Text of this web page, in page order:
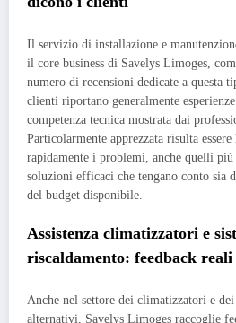
Il servizio di installazione e
il core business di Savelys Limoges,
numero di recensioni dedicate a questa
clienti riportano generalmente
competenza tecnica mostrata dai
Particolarmente apprezzata risulta
rapidamente i problemi, anche quelli
soluzioni efficaci che tengano conto sia
del budget disponibile.
Assistenza climatizzatori e
riscaldamento: feedback reali
Anche nel settore dei climatizzatori e
alternativi, Savelys Limoges raccoglie